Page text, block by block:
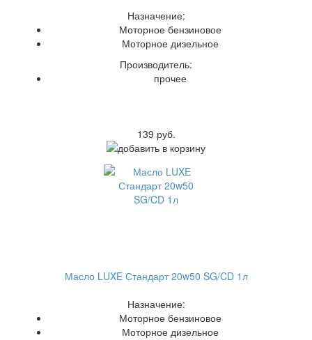
Назначение:
Моторное бензиновое
Моторное дизельное
Производитель:
прочее
139 руб.
Масло LUXE Стандарт 20w50 SG/CD 1л
Назначение:
Моторное бензиновое
Моторное дизельное